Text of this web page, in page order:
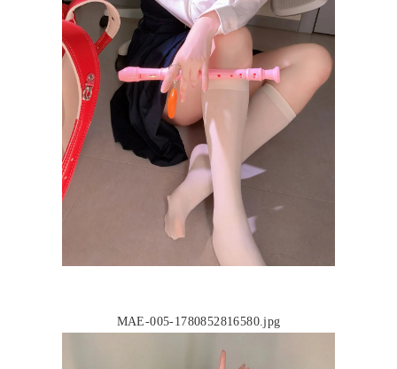
MAE-005-1780852816580.jpg